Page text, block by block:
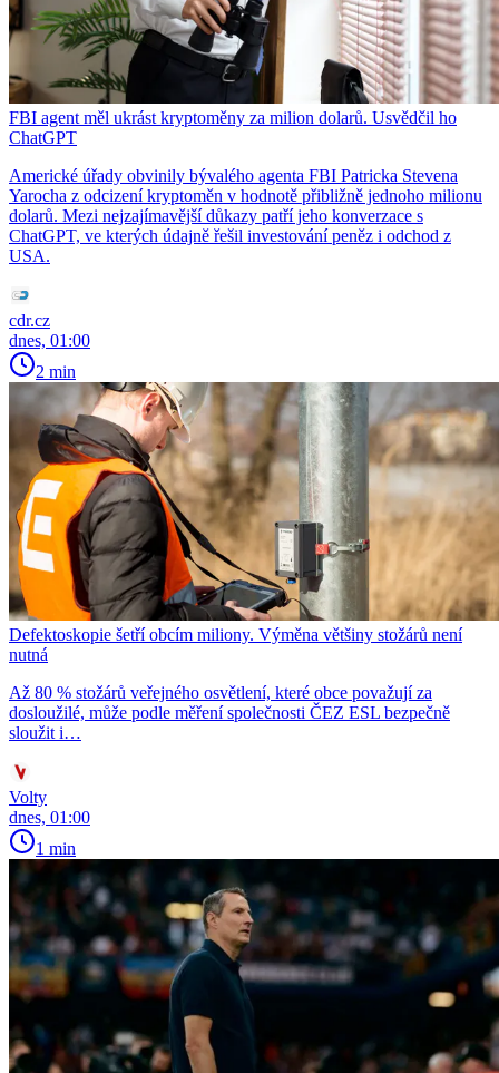
FBI agent měl ukrást kryptoměny za milion dolarů. Usvědčil ho
ChatGPT
Americké úřady obvinily bývalého agenta FBI Patricka Stevena
Yarocha z odcizení kryptoměn v hodnotě přibližně jednoho milionu
dolarů. Mezi nejzajímavější důkazy patří jeho konverzace s
ChatGPT, ve kterých údajně řešil investování peněz i odchod z
USA.
cdr.cz
dnes, 01:00
2 min
Defektoskopie šetří obcím miliony. Výměna většiny stožárů není
nutná
Až 80 % stožárů veřejného osvětlení, které obce považují za
dosloužilé, může podle měření společnosti ČEZ ESL bezpečně
sloužit i…
Volty
dnes, 01:00
1 min